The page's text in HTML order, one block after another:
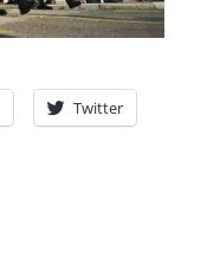
Twitter